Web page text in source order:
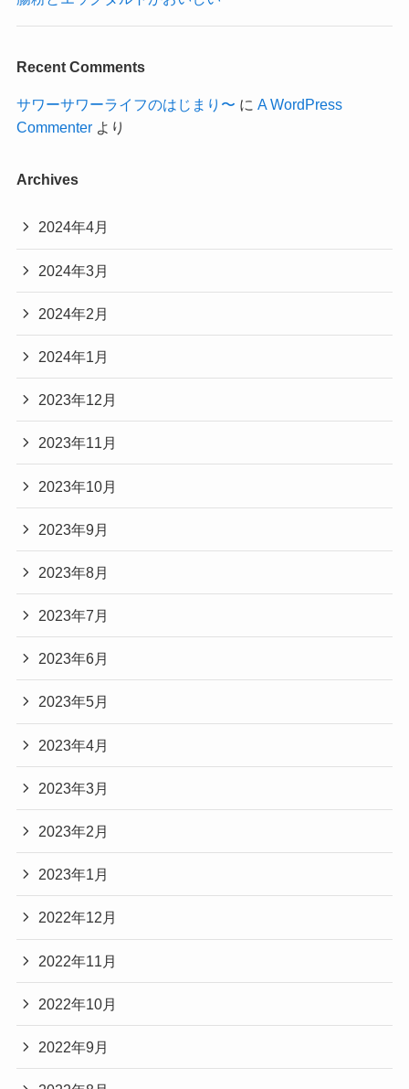
Recent Comments
サワーサワーライフのはじまり〜 に A WordPress
Commenterより
Archives
2024年4月
2024年3月
2024年2月
2024年1月
2023年12月
2023年11月
2023年10月
2023年9月
2023年8月
2023年7月
2023年6月
2023年5月
2023年4月
2023年3月
2023年2月
2023年1月
2022年12月
2022年11月
2022年10月
2022年9月